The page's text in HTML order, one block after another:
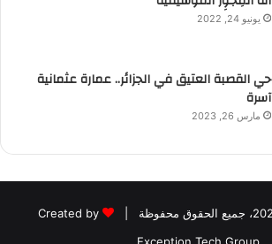
يونيو 24, 2022
حي القصبة العتيق في الجزائر.. عمارة عثمانية
آسرة
مارس 26, 2023
Created by